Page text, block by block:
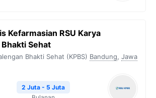
Kefarmasian RSU Karya
Sehat
Bhakti Sehat (KPBS) Bandung, Jawa
2 Juta - 5 Juta